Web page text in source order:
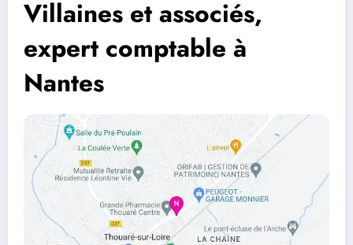
Villaines et associés,
expert comptable à
Nantes